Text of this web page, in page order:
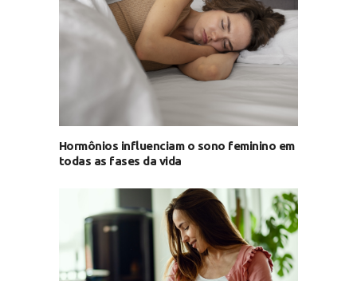
Hormônios influenciam o sono feminino em
todas as fases da vida